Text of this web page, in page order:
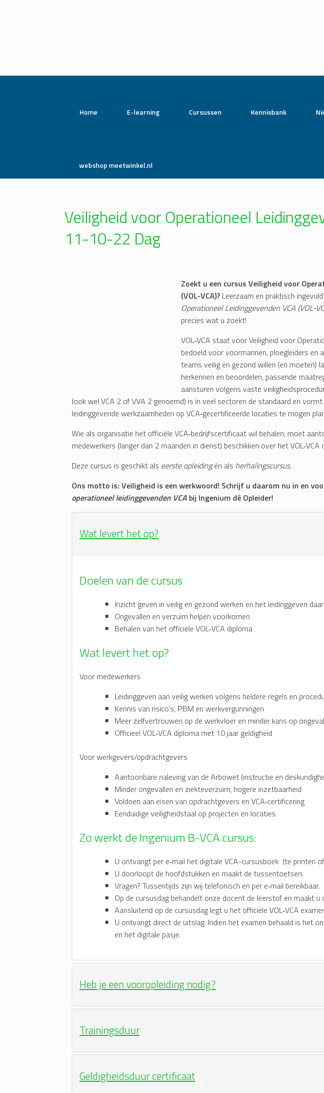
Home E-learning Cursussen Kennisbank
webshop meetwinkel.nl
Veiligheid voor Operationeel
11-10-22 Dag
Zoekt u een cursus Veiligheid voor
(VOL-VCA)? Leerzaam en praktisch
Operationeel Leidinggevenden VCA (VOL-
precies wat u zoekt!
VOL‑VCA staat voor Veiligheid voor
bedoeld voor voormannen, ploegleiders en
teams veilig en gezond willen (en moeten)
herkennen en beoordelen, passende
aansturen volgens vaste
(ook wel VCA 2 of VVA 2 genoemd) is in veel sectoren de standaard en
leidinggevende werkzaamheden op VCA‑gecertificeerde locaties te mogen
Wie als organisatie het officiële VCA‑bedrijfscertificaat wil behalen, moet
medewerkers (langer dan 2 maanden in dienst) beschikken over het VOL‑VCA
Deze cursus is geschikt als eerste opleidingén als herhalingscursus.
Ons motto is: Veiligheid is een werkwoord! Schrijf u daarom nu in en
operationeel leidinggevenden VCA bij Ingenium dé Opleider!
Wat levert het op?
Doelen van de cursus
Inzicht geven in veilig en gezond werken en het leidinggeven
Ongevallen en verzuim helpen voorkomen
Behalen van het officiële VOL‑VCA diploma
Wat levert het op?
Voor medewerkers
Leidinggeven aan veilig werken volgens heldere regels en
Kennis van risico’s, PBM en werkvergunningen
Meer zelfvertrouwen op de werkvloer en minder kans op
Officieel VOL‑VCA diploma met 10 jaar geldigheid
Voor werkgevers/opdrachtgevers
Aantoonbare naleving van de Arbowet (instructie en
Minder ongevallen en ziekteverzuim, hogere inzetbaarheid
Voldoen aan eisen van opdrachtgevers en VCA‑certificering
Eenduidige veiligheidstaal op projecten en locaties
Zo werkt de Ingenium B-VCA cursus:
U ontvangt per e‑mail het digitale VCA-cursusboek (te printen
U doorloopt de hoofdstukken en maakt de tussentoetsen.
Vragen? Tussentijds zijn wij telefonisch en per e‑mail bereikbaar.
Op de cursusdag behandelt onze docent de leerstof en maakt u
Aansluitend op de cursusdag legt u het officiële VOL‑VCA
U ontvangt direct de uitslag. Indien het examen behaald is het
en het digitale pasje.
Heb je een vooropleiding nodig?
Trainingsduur
Geldigheidsduur certificaat